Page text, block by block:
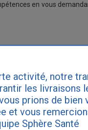
en vous
de votre médecin.
activité, notre
les livraisons
prions de bien
et vous
Sphère Santé